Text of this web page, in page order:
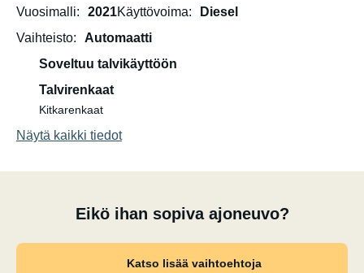
6 yötä 960 CHF
13 yötä 1815 CHF
13 yötä 1720 CHF
Vuosimalli
2021Käyttövoima
Diesel
Vaihteisto
Automaatti
Soveltuu talvikäyttöön
Talvirenkaat
Kitkarenkaat
Näytä kaikki tiedot
Eikö ihan sopiva ajoneuvo?
Katso lisää vaihtoehtoja